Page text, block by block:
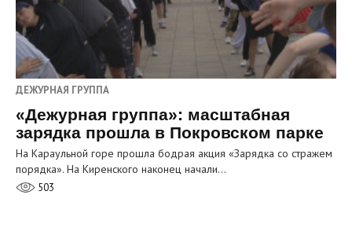
ДЕЖУРНАЯ ГРУППА
«Дежурная группа»: масштабная
зарядка прошла в Покровском парке
На Караульной горе прошла бодрая акция «Зарядка со стражем
порядка». На Киренского наконец начали…
503